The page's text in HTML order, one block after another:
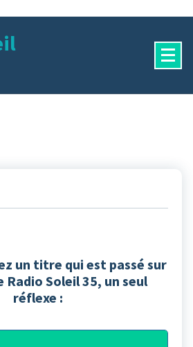
un titre qui est passé sur
Radio Soleil 35, un seul
réflexe :